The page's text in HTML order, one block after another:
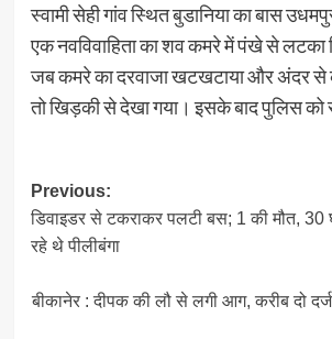
स्वामी सेही गांव स्थित बुडानिया का बास
एक नवविवाहिता का शव कमरे में पंखे से लटका
जब कमरे का दरवाजा खटखटाया और अंदर से
तो खिड़की से देखा गया। इसके बाद पुलिस को
Post
navigation
Previous:
डिवाइडर से टकराकर पलटी बस; 1 की मौत, 30
रहे थे पीलीबंगा
बीकानेर : दीपक की लौ से लगी आग, करीब दो